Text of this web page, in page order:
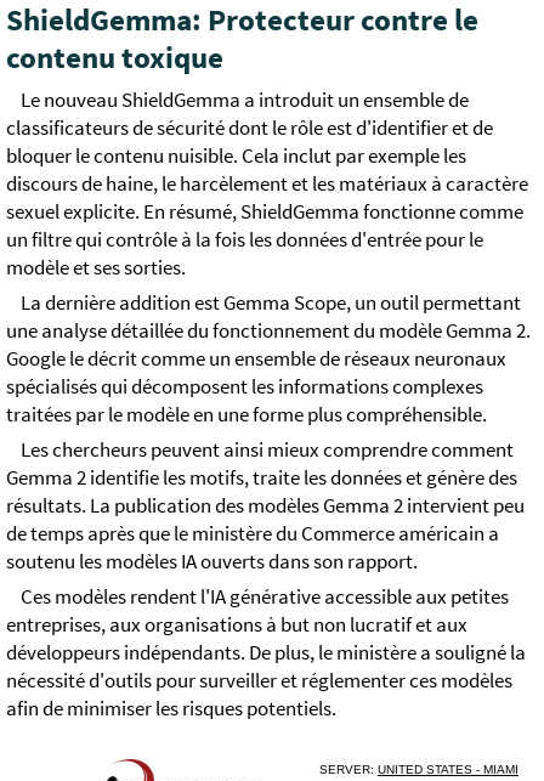
ShieldGemma: Protecteur contre le
contenu toxique
Le nouveau ShieldGemma a introduit un ensemble de
classificateurs de sécurité dont le rôle est d'identifier et de
bloquer le contenu nuisible. Cela inclut par exemple les
discours de haine, le harcèlement et les matériaux à caractère
sexuel explicite. En résumé, ShieldGemma fonctionne comme
un filtre qui contrôle à la fois les données d'entrée pour le
modèle et ses sorties.
La dernière addition est Gemma Scope, un outil permettant
une analyse détaillée du fonctionnement du modèle Gemma 2.
Google le décrit comme un ensemble de réseaux neuronaux
spécialisés qui décomposent les informations complexes
traitées par le modèle en une forme plus compréhensible.
Les chercheurs peuvent ainsi mieux comprendre comment
Gemma 2 identifie les motifs, traite les données et génère des
résultats. La publication des modèles Gemma 2 intervient peu
de temps après que le ministère du Commerce américain a
soutenu les modèles IA ouverts dans son rapport.
Ces modèles rendent l'IA générative accessible aux petites
entreprises, aux organisations à but non lucratif et aux
développeurs indépendants. De plus, le ministère a souligné la
nécessité d'outils pour surveiller et réglementer ces modèles
afin de minimiser les risques potentiels.